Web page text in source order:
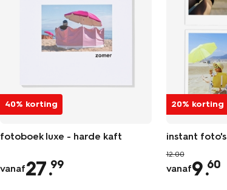
40% korting
fotoboek luxe - harde kaft
vanaf27.99
20% korting
instant foto's
12.00
vanaf9.60